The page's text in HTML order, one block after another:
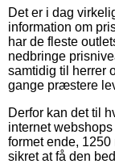
Det er i dag
information om
har de fleste
nedbringe
samtidig til herrer
gange præstere
Derfor kan det til
internet
formet ende,
sikret at få den